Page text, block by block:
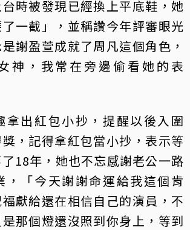
時被發現已經換上平底鞋，她
了一截」，並稱讚今年評審眼光
謝盈萱成就了周凡這個角色，
神，我常在旁邊偷看她的表
拿出紅包小抄，提醒以後入圍
，記得拿紅包當小抄，表示等
18年，她也不忘感謝老公一路
，「今天謝謝命運給我這個肯
獻給還在相信自己的演員，不
那個燈還沒照到你身上，等到